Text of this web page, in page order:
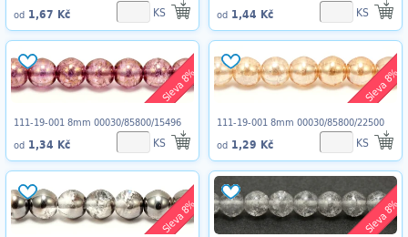
od 1,67 Kč KS
od 1,44 Kč KS
Sleva 8%
111-19-001 8mm 00030/85800/15496
od 1,34 Kč KS
Sleva 8%
111-19-001 8mm 00030/85800/22500
od 1,29 Kč KS
Sleva 8% Sleva 8%